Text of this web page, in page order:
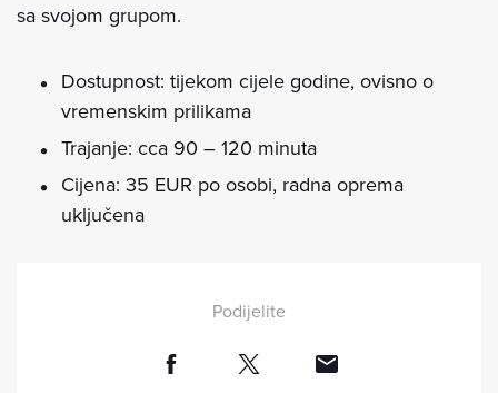
sa svojom grupom.
Dostupnost: tijekom cijele godine, ovisno o
vremenskim prilikama
Trajanje: cca 90 – 120 minuta
Cijena: 35 EUR po osobi, radna oprema
uključena
Podijelite